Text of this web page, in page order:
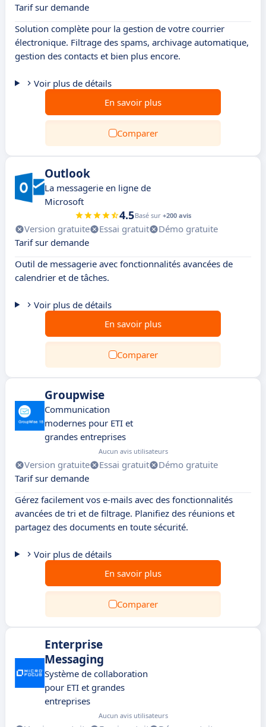
Tarif sur demande
Solution complète pour la gestion de votre courrier
électronique. Filtrage des spams, archivage automatique,
gestion des contacts et bien plus encore.
Voir plus de détails
En savoir plus
Comparer
Outlook
La messagerie en ligne de
Microsoft
4.5Basé sur +200 avis
Version gratuite Essai gratuit
Démo gratuite
Tarif sur demande
Outil de messagerie avec fonctionnalités avancées de
calendrier et de tâches.
Voir plus de détails
En savoir plus
Comparer
Groupwise
Communication
modernes pour ETI et
grandes entreprises
Aucun avis utilisateurs
Version gratuite Essai gratuit
Démo gratuite
Tarif sur demande
Gérez facilement vos e-mails avec des fonctionnalités
avancées de tri et de filtrage. Planifiez des réunions et
partagez des documents en toute sécurité.
Voir plus de détails
En savoir plus
Comparer
Enterprise
Messaging
Système de collaboration
pour ETI et grandes
entreprises
Aucun avis utilisateurs